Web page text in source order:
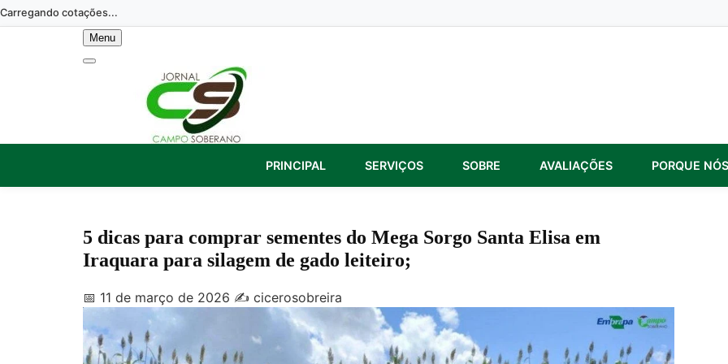
Skip
to
Carregando cotações...
Menu
PRINCIPAL SERVIÇOS SOBRE AVALIAÇÕES PORQUE NÓS
5 dicas para comprar sementes do Mega Sorgo Santa Elisa em
Iraquara para silagem de gado leiteiro;
📅 11 de março de 2026 ✍️ cicerosobreira